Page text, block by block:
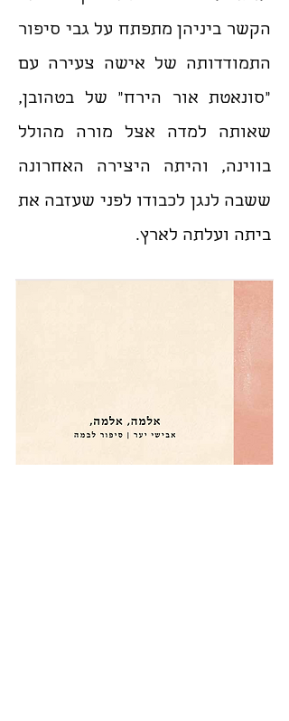
הקשר ביניהן מתפתח על גבי סיפור
התמודדותה של אישה צעירה עם
"סונאטת אור הירח" של בטהובן,
שאותה למדה אצל מורה מהולל
בווינה, והיתה היצירה האחרונה
ששבה לנגן לכבודו לפני שעזבה את
ביתה ועלתה לארץ.